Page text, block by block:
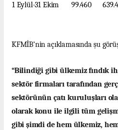
1 Eylül-31 Ekim
99.460
KFMİB’nin açıklamasında şu
“Bilindiği gibi ülkemiz fındık
sektör firmaları tarafından
sektörünün çatı kuruluşları
olarak konu ile ilgili tüm
gibi şimdi de hem ülkemiz,